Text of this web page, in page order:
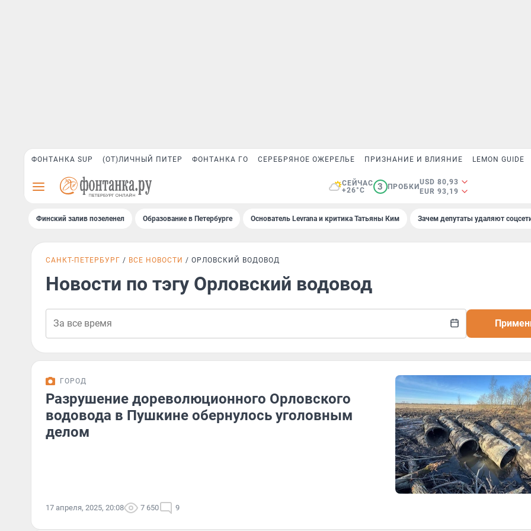
ФОНТАНКА SUP (ОТ)ЛИЧНЫЙ ПИТЕР ФОНТАНКА ГО СЕРЕБРЯНОЕ ОЖЕРЕЛЬЕ ПРИЗНАНИЕ И ВЛИЯНИЕ LEMON GUIDE
СЕЙЧАС
+26°C
3 ПРОБКИ
USD 80,93
EUR 93,19
Финский залив позеленел Образование в Петербурге Основатель Levrana и критика Татьяны Ким Зачем депутаты удаляют
САНКТ-ПЕТЕРБУРГ ВСЕ НОВОСТИ ОРЛОВСКИЙ ВОДОВОД
Новости по тэгу Орловский водовод
ГОРОД
Разрушение дореволюционного Орловского
водовода в Пушкине обернулось уголовным
делом
17 апреля, 2025, 20:08 7 650 9